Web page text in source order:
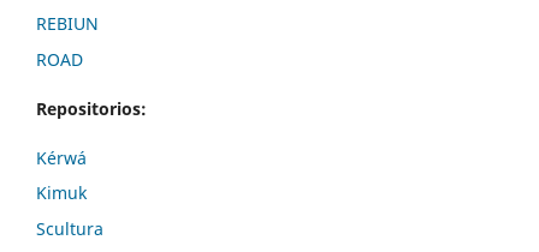
REBIUN
ROAD
Repositorios:
Kérwá
Kimuk
Scultura